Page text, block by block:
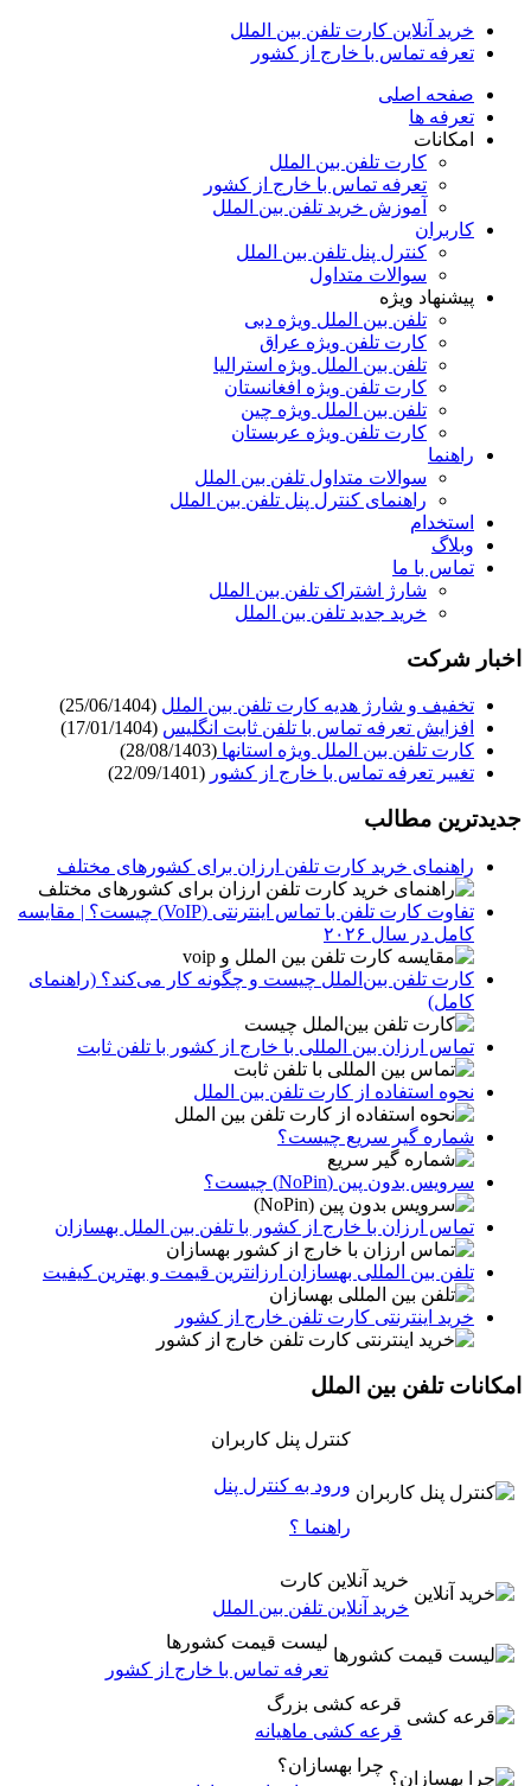
خرید آنلاین کارت تلفن بین الملل
تعرفه تماس با خارج از کشور
صفحه اصلی
تعرفه ها
امکانات
کارت تلفن بین الملل
تعرفه تماس با خارج از کشور
آموزش خرید تلفن بین الملل
کاربران
کنترل پنل تلفن بین الملل
سوالات متداول
پیشنهاد ویژه
تلفن بین الملل ویژه دبی
کارت تلفن ویژه عراق
تلفن بین الملل ویژه استرالیا
کارت تلفن ویژه افغانستان
تلفن بین الملل ویژه چین
کارت تلفن ویژه عربستان
راهنما
سوالات متداول تلفن بین الملل
راهنمای کنترل پنل تلفن بین الملل
استخدام
وبلاگ
تماس با ما
شارژ اشتراک تلفن بین الملل
خرید جدید تلفن بین الملل
اخبار شرکت
تخفیف و شارژ هدیه کارت تلفن بین الملل (25/06/1404)
افزایش تعرفه تماس با تلفن ثابت انگلیس (17/01/1404)
کارت تلفن بین الملل ویژه استانها (28/08/1403)
تغییر تعرفه تماس با خارج از کشور (22/09/1401)
جدیدترین مطالب
راهنمای خرید کارت تلفن ارزان برای کشورهای مختلف
تفاوت کارت تلفن با تماس اینترنتی (VoIP) چیست؟ | مقایسه
کامل در سال ۲۰۲۶
کارت تلفن بین‌الملل چیست و چگونه کار می‌کند؟ (راهنمای
کامل)
تماس ارزان بین المللی با خارج از کشور با تلفن ثابت
نحوه استفاده از کارت تلفن بین الملل
شماره گیر سریع چیست؟
سرویس بدون پین (NoPin) چیست؟
تماس ارزان با خارج از کشور با تلفن بین الملل بهسازان
تلفن بین المللی بهسازان ارزانترین قیمت و بهترین کیفیت
خرید اینترنتی کارت تلفن خارج از کشور
امکانات تلفن بین الملل
کنترل پنل کاربران
ورود به کنترل پنل
راهنما ؟
خرید آنلاین کارت
خرید آنلاین تلفن بین الملل
لیست قیمت کشورها
تعرفه تماس با خارج از کشور
قرعه کشی بزرگ
قرعه کشی ماهیانه
چرا بهسازان؟